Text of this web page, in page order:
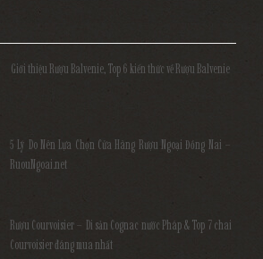
Giới thiệu Rượu Balvenie, Top 6 kiến thức về Rượu Balvenie
5 Lý Do Nên Lựa Chọn Cửa Hàng Rượu Ngoại Đồng Nai –
RuouNgoai.net
Rượu Courvoisier – Di sản Cognac nước Pháp & Top 7 chai
Courvoisier đáng mua nhất